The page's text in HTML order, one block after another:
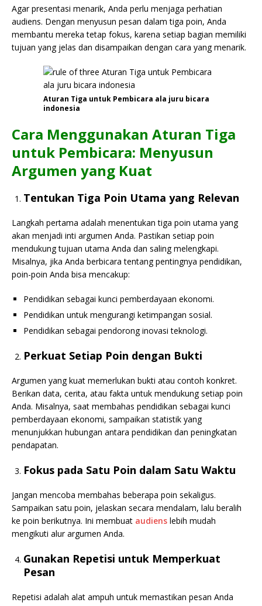
Agar presentasi menarik, Anda perlu menjaga perhatian
audiens. Dengan menyusun pesan dalam tiga poin, Anda
membantu mereka tetap fokus, karena setiap bagian memiliki
tujuan yang jelas dan disampaikan dengan cara yang menarik.
Aturan Tiga untuk Pembicara ala juru bicara
indonesia
Cara Menggunakan Aturan Tiga
untuk Pembicara: Menyusun
Argumen yang Kuat
Tentukan Tiga Poin Utama yang Relevan
Langkah pertama adalah menentukan tiga poin utama yang
akan menjadi inti argumen Anda. Pastikan setiap poin
mendukung tujuan utama Anda dan saling melengkapi.
Misalnya, jika Anda berbicara tentang pentingnya pendidikan,
poin-poin Anda bisa mencakup:
Pendidikan sebagai kunci pemberdayaan ekonomi.
Pendidikan untuk mengurangi ketimpangan sosial.
Pendidikan sebagai pendorong inovasi teknologi.
Perkuat Setiap Poin dengan Bukti
Argumen yang kuat memerlukan bukti atau contoh konkret.
Berikan data, cerita, atau fakta untuk mendukung setiap poin
Anda. Misalnya, saat membahas pendidikan sebagai kunci
pemberdayaan ekonomi, sampaikan statistik yang
menunjukkan hubungan antara pendidikan dan peningkatan
pendapatan.
Fokus pada Satu Poin dalam Satu Waktu
Jangan mencoba membahas beberapa poin sekaligus.
Sampaikan satu poin, jelaskan secara mendalam, lalu beralih
ke poin berikutnya. Ini membuat audiens lebih mudah
mengikuti alur argumen Anda.
Gunakan Repetisi untuk Memperkuat
Pesan
Repetisi adalah alat ampuh untuk memastikan pesan Anda